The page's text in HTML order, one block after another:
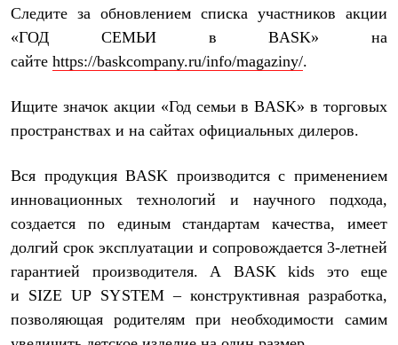
Куртки
Брюки
Лёгкая одежда
Футболки
Толстовки
Софтшелл одежда
Куртки
Флисовая одежда
Брюки
Комбинезоны
Термобелье
Комплект термобелья
Снаряжение
Палатки и тенты
Палатки
Аксессуары для палаток
Следите за обновлением списка участников акции
«ГОД СЕМЬИ в BASK» на
сайте https://baskcompany.ru/info/magaziny/.
Ищите значок акции «Год семьи в BASK» в торговых
пространствах и на сайтах официальных дилеров.
Вся продукция BASK производится с применением
инновационных технологий и научного подхода,
создается по единым стандартам качества, имеет
долгий срок эксплуатации и сопровождается 3-летней
гарантией производителя. А BASK kids это еще
и SIZE UP SYSTEM – конструктивная разработка,
позволяющая родителям при необходимости самим